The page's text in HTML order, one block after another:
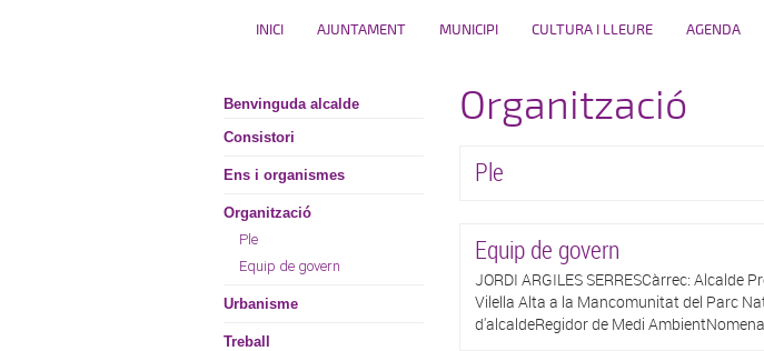
INICI AJUNTAMENT MUNICIPI CULTURA I LLEURE AGENDA
Benvinguda alcalde
Consistori
Ens i organismes
Organització
Ple
Equip de govern
Urbanisme
Treball
Organització
Ple
Equip de govern
JORDI ARGILES SERRESCàrrec:
Vilella Alta a la Mancomunitat del Parc
d'alcaldeRegidor de Medi